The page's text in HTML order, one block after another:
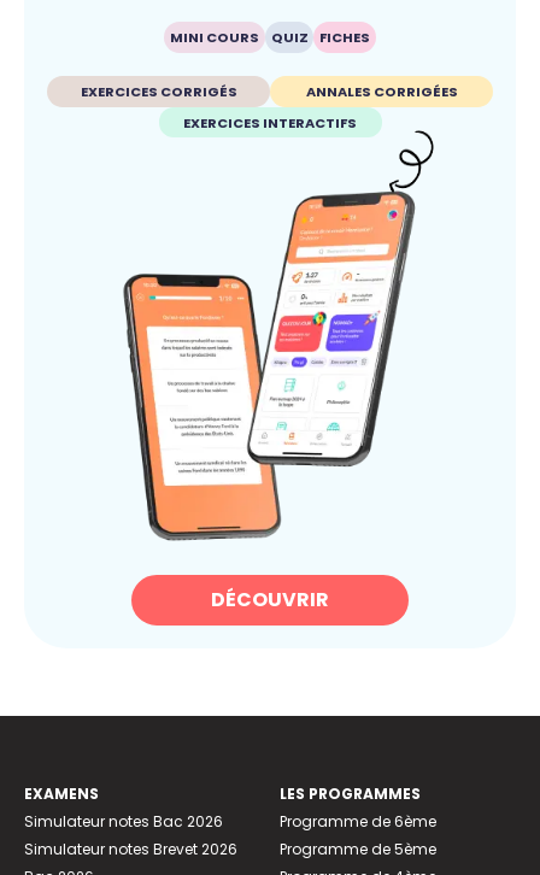
MINI COURS QUIZ FICHES
EXERCICES CORRIGÉS
ANNALES CORRIGÉES
EXERCICES INTERACTIFS
DÉCOUVRIR
EXAMENS
Simulateur notes Bac 2026
Simulateur notes Brevet 2026
LES PROGRAMMES
Programme de 6ème
Programme de 5ème